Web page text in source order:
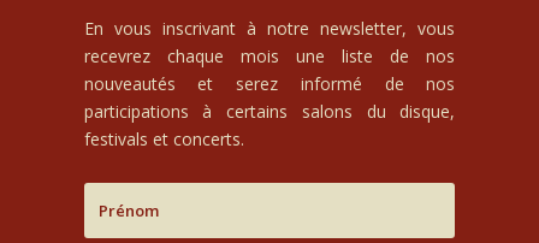
En vous inscrivant à notre newsletter, vous
recevrez chaque mois une liste de nos
nouveautés et serez informé de nos
participations à certains salons du disque,
festivals et concerts.